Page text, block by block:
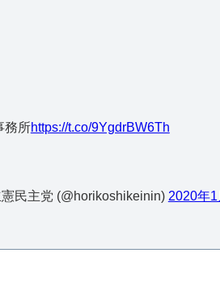
務所https://t.co/9YgdrBW6Th
民主党 (@horikoshikeinin) 2020年1